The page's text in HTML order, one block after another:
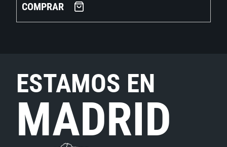
COMPRAR
ESTAMOS EN
MADRID